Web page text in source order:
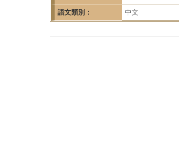
語文類別： 中文